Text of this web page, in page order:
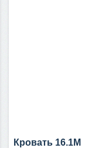
Кровать 16.1М